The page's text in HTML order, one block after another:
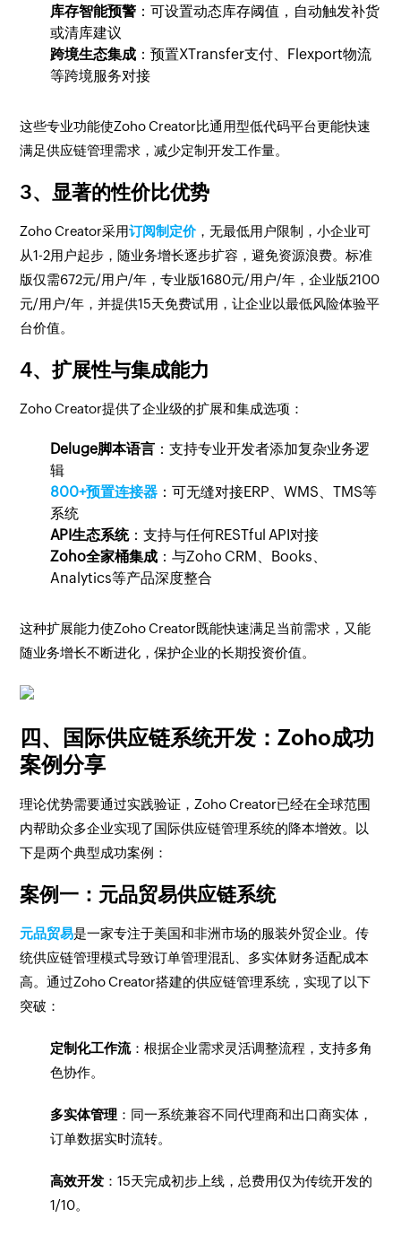
库存智能预警 ：可设置动态库存阈值，自动触发补货
或清库建议
跨境生态集成 ：预置XTransfer支付、Flexport物流
等跨境服务对接
这些专业功能使Zoho Creator比通用型低代码平台更能快速
满足供应链管理需求，减少定制开发工作量。
3、显著的性价比优势
Zoho Creator采用订阅制定价，无最低用户限制，小企业可
从1-2用户起步，随业务增长逐步扩容，避免资源浪费。标准
版仅需672元/用户/年，专业版1680元/用户/年，企业版2100
元/用户/年，并提供15天免费试用，让企业以最低风险体验平
台价值。
4、扩展性与集成能力
Zoho Creator提供了企业级的扩展和集成选项：
Deluge脚本语言 ：支持专业开发者添加复杂业务逻
辑
800+预置连接器 ：可无缝对接ERP、WMS、TMS等
系统
API生态系统：支持与任何RESTful API对接
Zoho全家桶集成 ：与Zoho CRM、Books、
Analytics等产品深度整合
这种扩展能力使Zoho Creator既能快速满足当前需求，又能
随业务增长不断进化，保护企业的长期投资价值。
四、国际供应链系统开发：Zoho成功
案例分享
理论优势需要通过实践验证，Zoho Creator已经在全球范围
内帮助众多企业实现了国际供应链管理系统的降本增效。以
下是两个典型成功案例：
案例一：元品贸易供应链系统
元品贸易是一家专注于美国和非洲市场的服装外贸企业。传
统供应链管理模式导致订单管理混乱、多实体财务适配成本
高。通过Zoho Creator搭建的供应链管理系统，实现了以下
突破：
定制化工作流：根据企业需求灵活调整流程，支持多角
色协作。
多实体管理 ：同一系统兼容不同代理商和出口商实体，
订单数据实时流转。
高效开发 ：15天完成初步上线，总费用仅为传统开发的
1/10。